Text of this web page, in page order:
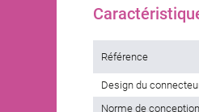
Référence
Design du
Norme de conception